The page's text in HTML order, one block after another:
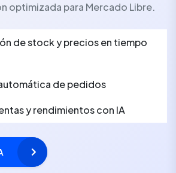
optimizada para Mercado Libre.
de stock y precios en tiempo
de pedidos
y rendimientos con IA